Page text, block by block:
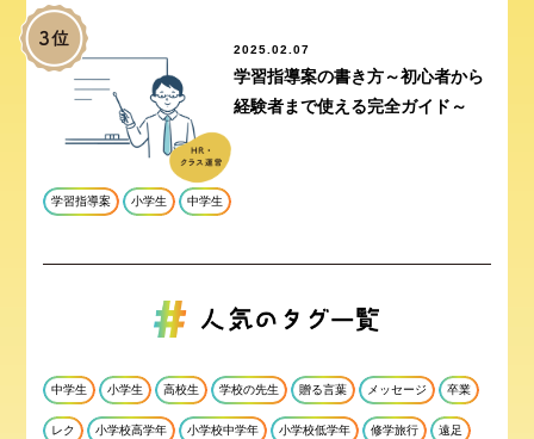
2025.02.07
学習指導案の書き方～初心者から
経験者まで使える完全ガイド～
学習指導案 小学生 中学生
中学生 小学生 高校生 学校の先生 贈る言葉 メッセージ 卒業
レク 小学校高学年 小学校中学年 小学校低学年 修学旅行 遠足